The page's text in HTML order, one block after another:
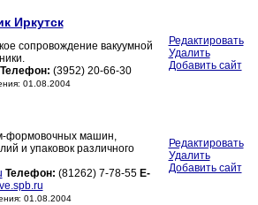
Иркутск
сопровождение вакуумной
Телефон: (3952) 20-66-30
01.08.2004
Редактировать
Удалить
Добавить сайт
формовочных машин,
и упаковок различного
Телефон: (81262) 7-78-55 E-
01.08.2004
Редактировать
Удалить
Добавить сайт